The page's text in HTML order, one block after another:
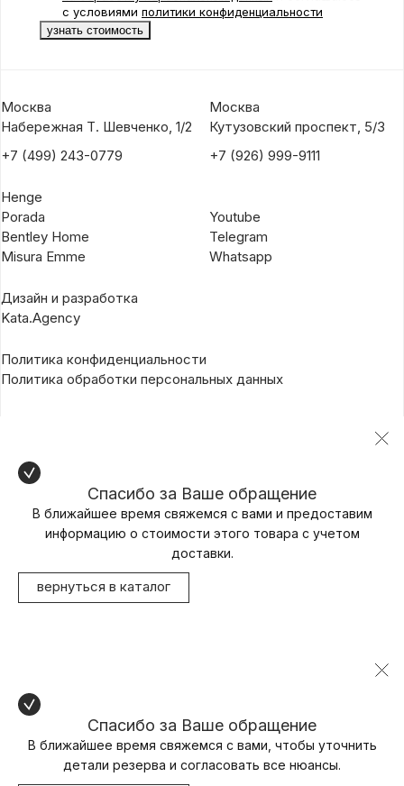
с условиями политики конфиденциальности
Москва
Набережная Т. Шевченко, 1/2
+7 (499) 243-0779
Москва
Кутузовский проспект, 5/3
+7 (926) 999-9111
Henge
Porada
Bentley Home
Misura Emme
Youtube
Telegram
Whatsapp
Дизайн и разработка
Kata.Agency
Политика конфиденциальности
Политика обработки персональных данных
Спасибо за Ваше обращение
В ближайшее время свяжемся с вами и предоставим
информацию о стоимости этого товара с учетом
доставки.
вернуться в каталог
Спасибо за Ваше обращение
В ближайшее время свяжемся с вами, чтобы уточнить
детали резерва и согласовать все нюансы.